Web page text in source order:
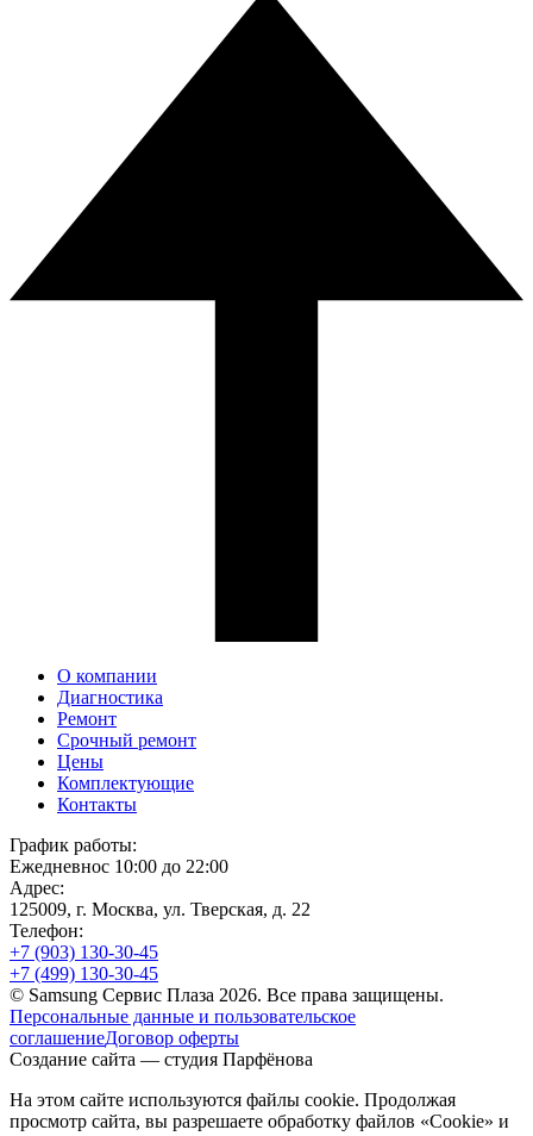
О компании
Диагностика
Ремонт
Срочный ремонт
Цены
Комплектующие
Контакты
График работы:
Ежедневнос 10:00 до 22:00
Адрес:
125009, г. Москва, ул. Тверская, д. 22
Телефон:
+7 (903) 130-30-45
+7 (499) 130-30-45
© Samsung Сервис Плаза 2026. Все права защищены.
Персональные данные и пользовательское
соглашениеДоговор оферты
Создание сайта — студия Парфёнова
На этом сайте используются файлы cookie. Продолжая
просмотр сайта, вы разрешаете обработку файлов «Cookie» и